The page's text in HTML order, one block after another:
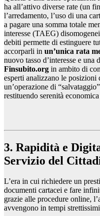
ha all’attivo diverse rate (un
l’arredamento, l’uso di una
a pagare una somma totale
interesse (TAEG)
debiti permette di estinguere
accorparli in un’unica rata
nuovo tasso d’interesse e
Finsubito.org in ambito di
esperti analizzano le posizioni
un’operazione di
restituendo serenità
3. Rapidità e
Servizio del
L’era in cui richiedere un
documenti cartacei e fare
grazie alle procedure online,
avvengono in tempi